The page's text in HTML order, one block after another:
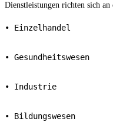
Dienstleistungen richten sich
• Einzelhandel
• Gesundheitswesen
• Industrie
• Bildungswesen